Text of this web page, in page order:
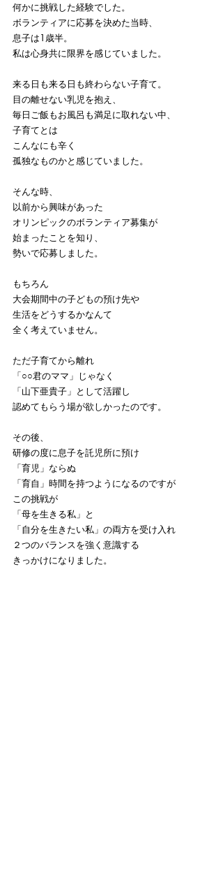
何かに挑戦した経験でした。
ボランティアに応募を決めた当時、
息子は1歳半。
私は心身共に限界を感じていました。
来る日も来る日も終わらない子育て。
目の離せない乳児を抱え、
毎日ご飯もお風呂も満足に取れない中、
子育てとは
こんなにも辛く
孤独なものかと感じていました。
そんな時、
以前から興味があった
オリンピックのボランティア募集が
始まったことを知り、
勢いで応募しました。
もちろん
大会期間中の子どもの預け先や
生活をどうするかなんて
全く考えていません。
ただ子育てから離れ
「○○君のママ」じゃなく
「山下亜貴子」として活躍し
認めてもらう場が欲しかったのです。
その後、
研修の度に息子を託児所に預け
「育児」ならぬ
「育自」時間を持つようになるのですが
この挑戦が
「母を生きる私」と
「自分を生きたい私」の両方を受け入れ
２つのバランスを強く意識する
きっかけになりました。